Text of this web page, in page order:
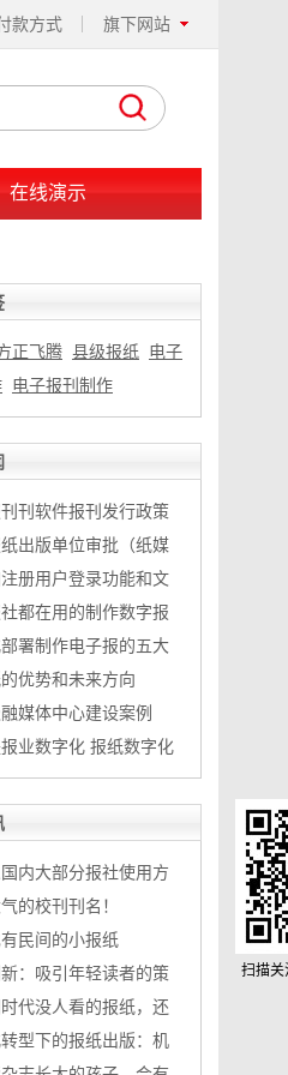
旗下网站
款方式
在线演示
正飞腾 县级报纸
电子
电子报刊制作
刊软件报刊发行政策
出版单位审批（纸媒
册用户登录功能和文
都在用的制作数字报
署制作电子报的五大
优势和未来方向
媒体中心建设案例
业数字化 报纸数字化
内大部分报社使用方
的校刊刊名！
民间的小报纸
：吸引年轻读者的策
代没人看的报纸，还
型下的报纸出版：机
扫描关